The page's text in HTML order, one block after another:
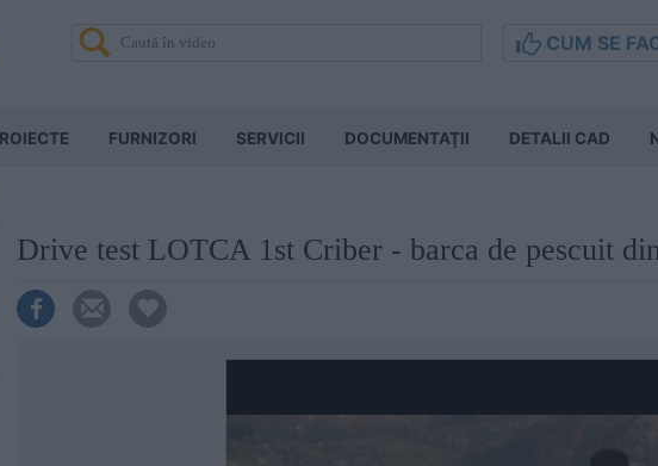
CUM SE
FURNIZORI SERVICII DOCUMENTAŢII DETALII CAD
Drive test LOTCA 1st Criber - barca de pescuit